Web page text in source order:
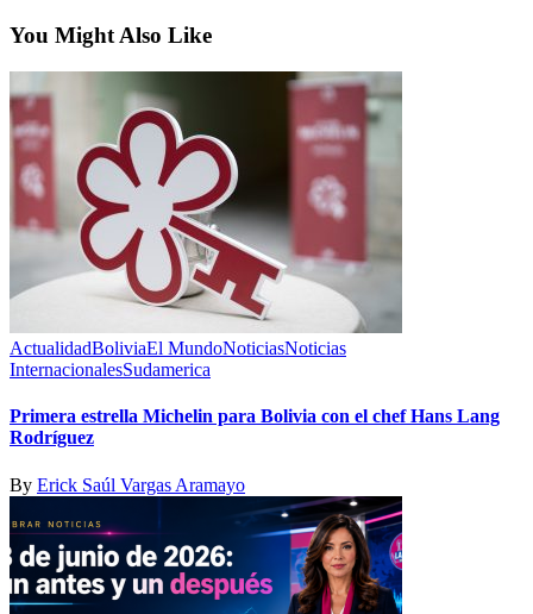
You Might Also Like
ActualidadBoliviaEl MundoNoticiasNoticias
InternacionalesSudamerica
Primera estrella Michelin para Bolivia con el chef Hans Lang
Rodríguez
By Erick Saúl Vargas Aramayo